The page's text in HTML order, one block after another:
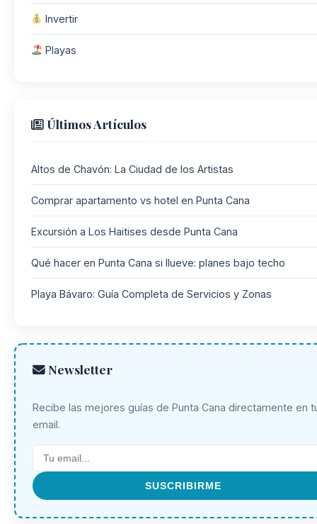
Invertir
Playas
Últimos Artículos
Altos de Chavón: La Ciudad de los Artistas
Comprar apartamento vs hotel en Punta Cana
Excursión a Los Haitises desde Punta Cana
Qué hacer en Punta Cana si llueve: planes bajo techo
Playa Bávaro: Guía Completa de Servicios y Zonas
Newsletter
Recibe las mejores guías de Punta Cana directamente en
email.
SUSCRIBIRME